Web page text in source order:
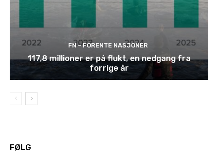
FN - FORENTE NASJONER
117,8 millioner er på flukt, en nedgang fra
forrige år
FØLG